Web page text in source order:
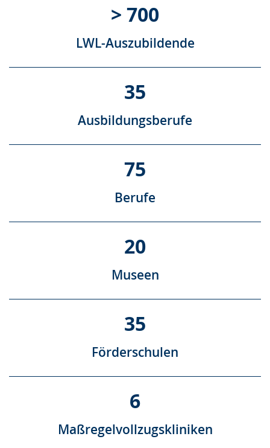
> 700
LWL-Auszubildende
35
Ausbildungsberufe
75
Berufe
20
Museen
35
Förderschulen
6
Maßregelvollzugskliniken